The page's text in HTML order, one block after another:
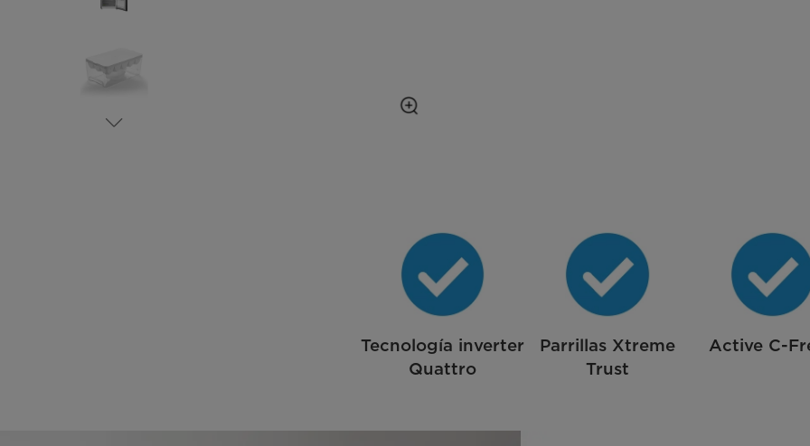
Tecnología inverter
Quattro
Parrillas Xtreme
Trust
Active C-